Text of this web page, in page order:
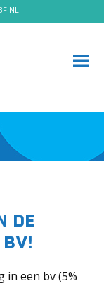
DE
BV!
in een bv (5%